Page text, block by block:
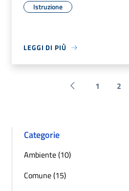
Istruzione
LEGGI DI PIÙ
Pagina precedente
1 2
Categorie
Ambiente (10)
Comune (15)